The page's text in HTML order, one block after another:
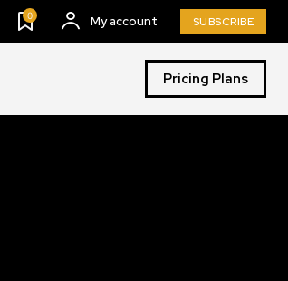
0 My account SUBSCRIBE
Pricing Plans